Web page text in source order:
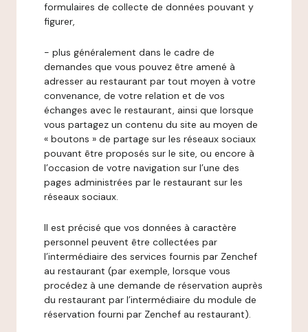
formulaires de collecte de données pouvant y
figurer,
- plus généralement dans le cadre de
demandes que vous pouvez être amené à
adresser au restaurant par tout moyen à votre
convenance, de votre relation et de vos
échanges avec le restaurant, ainsi que lorsque
vous partagez un contenu du site au moyen de
« boutons » de partage sur les réseaux sociaux
pouvant être proposés sur le site, ou encore à
l’occasion de votre navigation sur l’une des
pages administrées par le restaurant sur les
réseaux sociaux.
Il est précisé que vos données à caractère
personnel peuvent être collectées par
l’intermédiaire des services fournis par Zenchef
au restaurant (par exemple, lorsque vous
procédez à une demande de réservation auprès
du restaurant par l’intermédiaire du module de
réservation fourni par Zenchef au restaurant).